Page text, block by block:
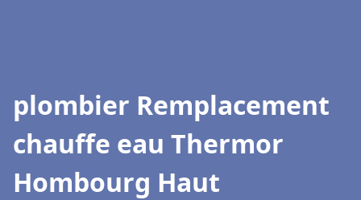
plombier Remplacement
chauffe eau Thermor
Hombourg Haut